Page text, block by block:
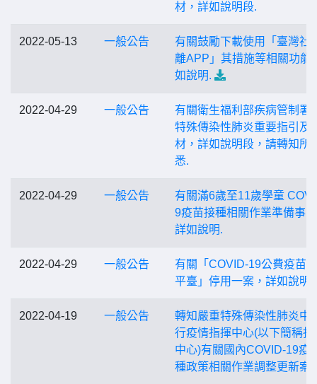
材，詳如說明段.
2022-05-13 一般公告
有關鼓勵下載使用「臺灣社
離APP」其措施等相關功能
如說明.
2022-04-29 一般公告
有關衛生福利部疾病管制署
特殊傳染性肺炎重要指引及
材，詳如說明段，請轉知所
悉.
2022-04-29 一般公告
有關滿6歲至11歲學童
9疫苗接種相關作業準備事
詳如說明.
2022-04-29 一般公告
有關「COVID-19公費疫苗
平臺」停用一案，詳如說明.
2022-04-19 一般公告
轉知嚴重特殊傳染性肺炎中
行疫情指揮中心(以下簡稱指
中心)有關國內COVID-19疫
種政策相關作業調整更新案